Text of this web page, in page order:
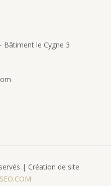
Bâtiment le Cygne 3
| Création de site